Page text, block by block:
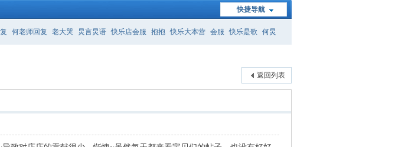
快捷导航
何老师回复 老大哭 炅言炅语 快乐店会服 抱抱 快乐大本营 会服 快乐是歌 何炅
返回列表